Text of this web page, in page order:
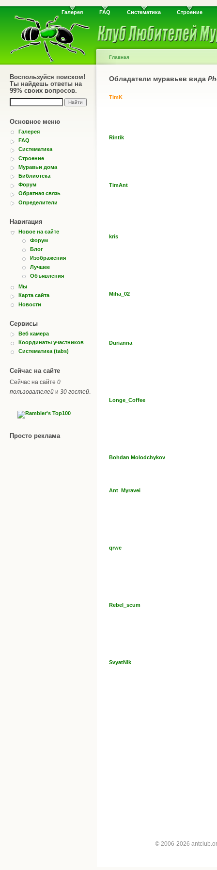
Галерея FAQ Систематика Строение
Воспользуйся поиском!
Ты найдешь ответы на
99% своих вопросов.
Основное меню
Галерея
FAQ
Систематика
Строение
Муравьи дома
Библиотека
Форум
Обратная связь
Определители
Навигация
Новое на сайте
Форум
Блог
Изображения
Лучшее
Объявления
Мы
Карта сайта
Новости
Сервисы
Веб камера
Координаты участников
Систематика (tabs)
Сейчас на сайте
Сейчас на сайте 0
пользователей и 30 гостей
Просто реклама
Главная
Обладатели муравьев вида
TimK
Rintik
TimAnt
kris
Miha_02
Durianna
Longe_Coffee
Bohdan Molodchykov
Ant_Myravei
qrwe
Rebel_scum
SvyatNik
© 2006-2026